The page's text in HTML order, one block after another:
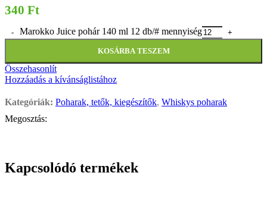
340 Ft
Marokko Juice pohár 140 ml 12 db/# mennyiség
KOSÁRBA TESZEM
Összehasonlít
Hozzáadás a kívánságlistához
Kategóriák: Poharak, tetők, kiegészítők, Whiskys poharak
Megosztás:
Kapcsolódó termékek